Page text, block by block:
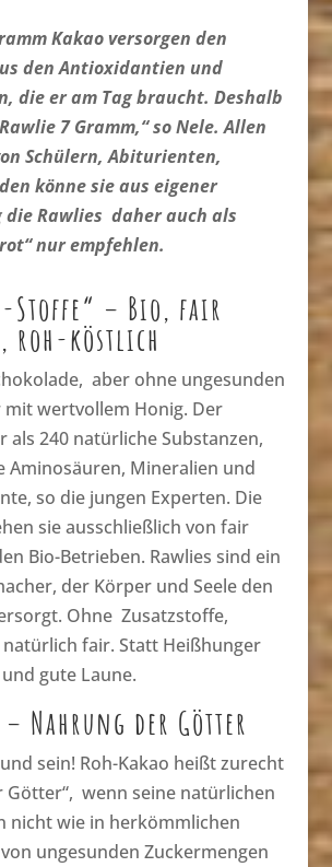
Kakao versorgen den
den Antioxidantien und
die er am Tag braucht. Deshalb
7 Gramm,“ so Nele. Allen
Schülern, Abiturienten,
könne sie aus eigener
die Rawlies daher auch als
nur empfehlen.
Stoffe“ – Bio, fair
roh-köstlich
aber ohne ungesunden
wertvollem Honig. Der
als 240 natürliche Substanzen,
Aminosäuren, Mineralien und
so die jungen Experten. Die
sie ausschließlich von fair
Bio-Betrieben. Rawlies sind ein
der Körper und Seele den
Ohne Zusatzstoffe,
fair. Statt Heißhunger
gute Laune.
– Nahrung der Götter
sein! Roh-Kakao heißt zurecht
Götter“, wenn seine natürlichen
nicht wie in herkömmlichen
ungesunden Zuckermengen